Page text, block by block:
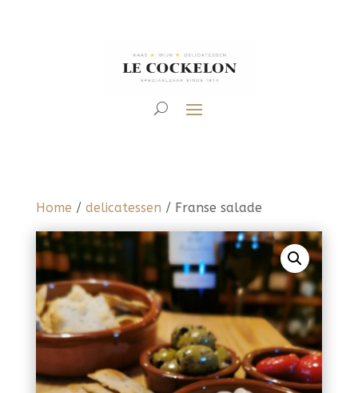
Home / delicatessen / Franse salade